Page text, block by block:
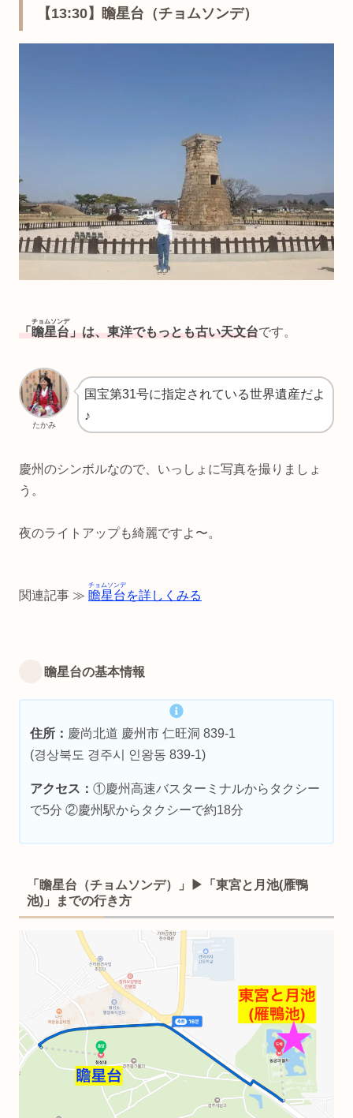
【13:30】瞻星台（チョムソンデ）
「瞻星台
チョムソンデ
」は、東洋でもっとも古い天文台です。
たかみ
国宝第31号に指定されている世界遺産だよ
♪
慶州のシンボルなので、いっしょに写真を撮りましょ
う。
夜のライトアップも綺麗ですよ〜。
関連記事 ≫ 瞻星台
チョムソンデ
を詳しくみる
瞻星台の基本情報
住所： 慶尚北道 慶州市 仁旺洞 839-1
(경상북도 경주시 인왕동 839-1)
アクセス：①慶州高速バスターミナルからタクシー
で5分 ②慶州駅からタクシーで約18分
「 瞻星台 （チョムソンデ）」▶︎「東宮と月池(雁鴨
池)」までの行き方